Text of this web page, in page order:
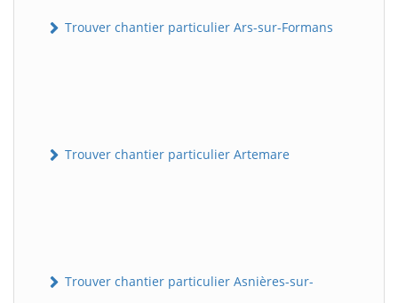
Trouver chantier particulier Ars-sur-Formans
Trouver chantier particulier Artemare
Trouver chantier particulier Asnières-sur-